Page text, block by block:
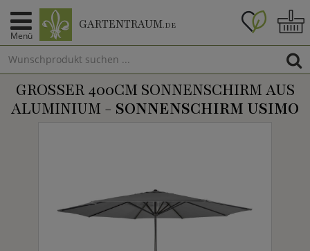
Menü
GARTENTRAUM.DE
GROSSER 400CM SONNENSCHIRM AUS A
LUMINIUM - SONNENSCHIRM USIMO